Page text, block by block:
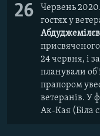
26
Червень
гостях у
24 червня, і
планували
прапором
ветеранів. У
Ак-Кая (Біла